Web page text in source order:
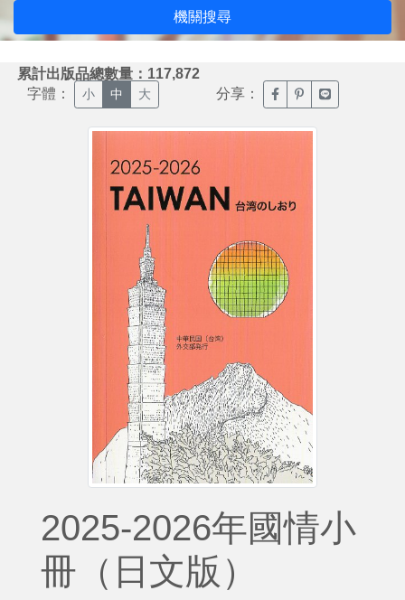
機關搜尋
累計出版品總數量：117,872
字體： 小 中 大 分享： 臉書分享(另開新視窗)
噗浪分享(另開新
Line分享(另
2025-2026年國情小
冊（日文版）